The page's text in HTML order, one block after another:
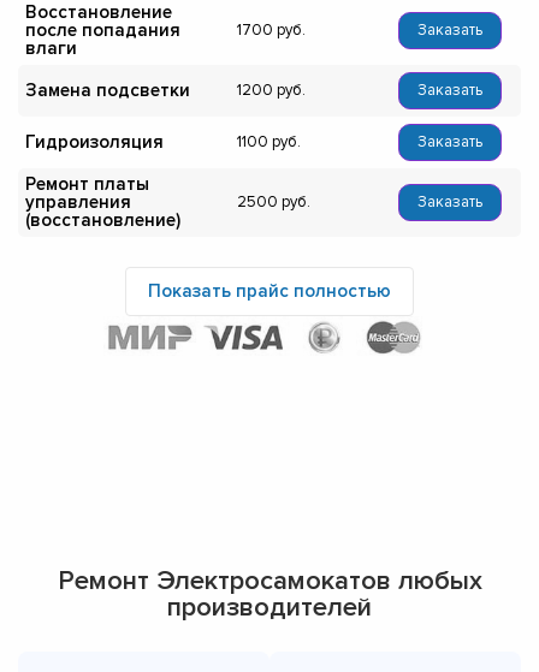
Восстановление
после попадания
влаги
1700 Заказать
Замена подсветки 1200 Заказать
Гидроизоляция 1100 Заказать
Ремонт платы
управления
(восстановление)
2500 Заказать
Показать прайс полностью
Ремонт Электросамокатов любых
производителей